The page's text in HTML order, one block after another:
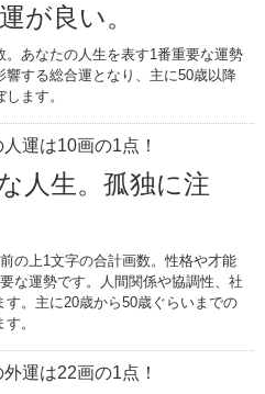
が良い。
。あなたの人生を表す1番重要な運勢
響する総合運となり、主に50歳以降
ます。
運は10画の1点！
人生。孤独に注
の上1文字の合計画数。性格や才能
な運勢です。人間関係や協調性、社
す。主に20歳から50歳ぐらいまでの
。
運は22画の1点！